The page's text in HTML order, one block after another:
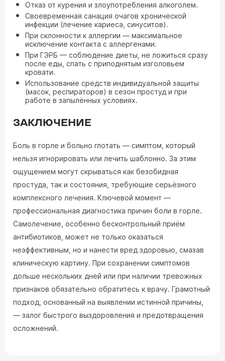
Отказ от курения и злоупотребления алкоголем.
Своевременная санация очагов хронической
инфекции (лечение кариеса, синуситов).
При склонности к аллергии — максимальное
исключение контакта с аллергенами.
При ГЭРБ — соблюдение диеты, не ложиться сразу
после еды, спать с приподнятым изголовьем
кровати.
Использование средств индивидуальной защиты
(масок, респираторов) в сезон простуд и при
работе в запылённых условиях.
ЗАКЛЮЧЕНИЕ
Боль в горле и больно глотать — симптом, который
нельзя игнорировать или лечить шаблонно. За этим
ощущением могут скрываться как безобидная
простуда, так и состояния, требующие серьёзного
комплексного лечения. Ключевой момент —
профессиональная диагностика причин боли в горле.
Самолечение, особенно бесконтрольный приём
антибиотиков, может не только оказаться
неэффективным, но и нанести вред здоровью, смазав
клиническую картину. При сохранении симптомов
дольше нескольких дней или при наличии тревожных
признаков обязательно обратитесь к врачу. Грамотный
подход, основанный на выявлении истинной причины,
— залог быстрого выздоровления и предотвращения
осложнений.